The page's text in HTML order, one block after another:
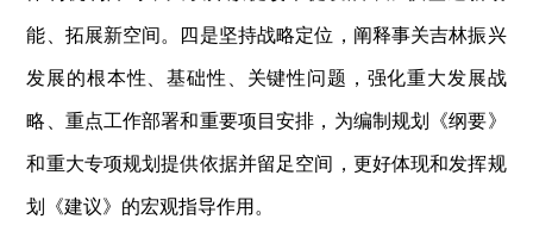
能、拓展新空间。四是坚持战略定位，阐释事关吉林振兴
发展的根本性、基础性、关键性问题，强化重大发展战
略、重点工作部署和重要项目安排，为编制规划《纲要》
和重大专项规划提供依据并留足空间，更好体现和发挥规
划《建议》的宏观指导作用。